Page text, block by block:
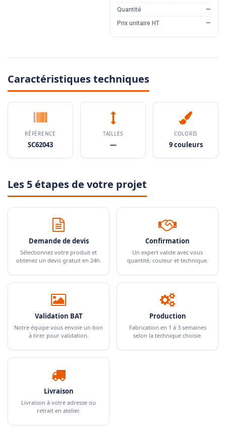
Quantité
—
Prix unitaire HT
—
Caractéristiques techniques
RÉFÉRENCE
SC62043
TAILLES
—
COLORIS
9 couleurs
Les 5 étapes de votre projet
Demande de devis
Sélectionnez votre produit et
obtenez un devis gratuit en 24h.
Confirmation
Un expert valide avec vous
quantité, couleur et technique.
Validation BAT
Notre équipe vous envoie un bon
à tirer pour validation.
Production
Fabrication en 1 à 3 semaines
selon la technique choisie.
Livraison
Livraison à votre adresse ou
retrait en atelier.